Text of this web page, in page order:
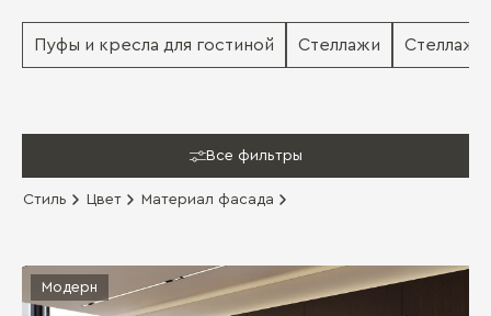
Пуфы и кресла для гостиной Стеллажи
Все фильтры
Стиль Цвет Материал фасада
Модерн